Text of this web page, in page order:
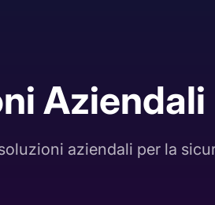
Aziendali
aziendali per la